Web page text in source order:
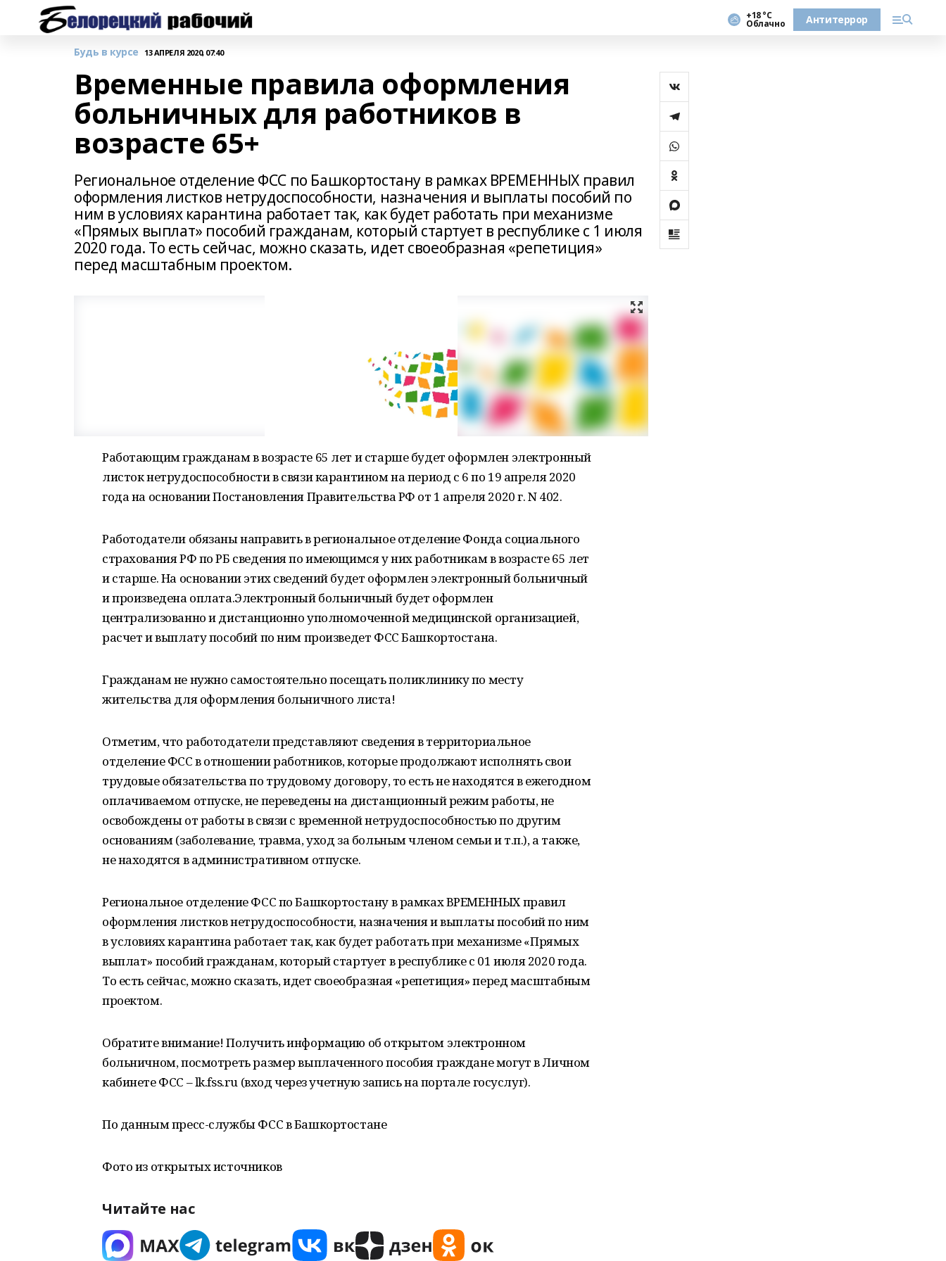
+18 °С
Облачно Антитеррор
Будь в курсе 13 АПРЕЛЯ 2020, 07:40
Временные правила оформления
больничных для работников в
возрасте 65+
Региональное отделение ФСС по Башкортостану в рамках ВРЕМЕННЫХ правил
оформления листков нетрудоспособности, назначения и выплаты пособий по
ним в условиях карантина работает так, как будет работать при механизме
«Прямых выплат» пособий гражданам, который стартует в республике с 1 июля
2020 года. То есть сейчас, можно сказать, идет своеобразная «репетиция»
перед масштабным проектом.
Работающим гражданам в возрасте 65 лет и старше будет оформлен электронный
листок нетрудоспособности в связи карантином на период с 6 по 19 апреля 2020
года на основании Постановления Правительства РФ от 1 апреля 2020 г. N 402.
Работодатели обязаны направить в региональное отделение Фонда социального
страхования РФ по РБ сведения по имеющимся у них работникам в возрасте 65 лет
и старше. На основании этих сведений будет оформлен электронный больничный
и произведена оплата.Электронный больничный будет оформлен
централизованно и дистанционно уполномоченной медицинской организацией,
расчет и выплату пособий по ним произведет ФСС Башкортостана.
Гражданам не нужно самостоятельно посещать поликлинику по месту
жительства для оформления больничного листа!
Отметим, что работодатели представляют сведения в территориальное
отделение ФСС в отношении работников, которые продолжают исполнять свои
трудовые обязательства по трудовому договору, то есть не находятся в ежегодном
оплачиваемом отпуске, не переведены на дистанционный режим работы, не
освобождены от работы в связи с временной нетрудоспособностью по другим
основаниям (заболевание, травма, уход за больным членом семьи и т.п.), а также,
не находятся в административном отпуске.
Региональное отделение ФСС по Башкортостану в рамках ВРЕМЕННЫХ правил
оформления листков нетрудоспособности, назначения и выплаты пособий по ним
в условиях карантина работает так, как будет работать при механизме «Прямых
выплат» пособий гражданам, который стартует в республике с 01 июля 2020 года.
То есть сейчас, можно сказать, идет своеобразная «репетиция» перед масштабным
проектом.
Обратите внимание! Получить информацию об открытом электронном
больничном, посмотреть размер выплаченного пособия граждане могут в Личном
кабинете ФСС – lk.fss.ru (вход через учетную запись на портале госуслуг).
По данным пресс-службы ФСС в Башкортостане
Фото из открытых источников
Читайте нас